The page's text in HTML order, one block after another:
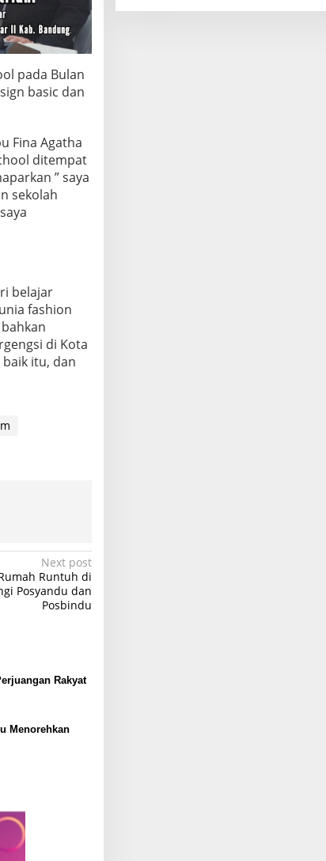
pada Bulan
basic dan
Fina Agatha
ditempat
” saya
sekolah
belajar
fashion
di Kota
itu, dan
Next post
Runtuh di
Posyandu dan
Posbindu
Menorehkan